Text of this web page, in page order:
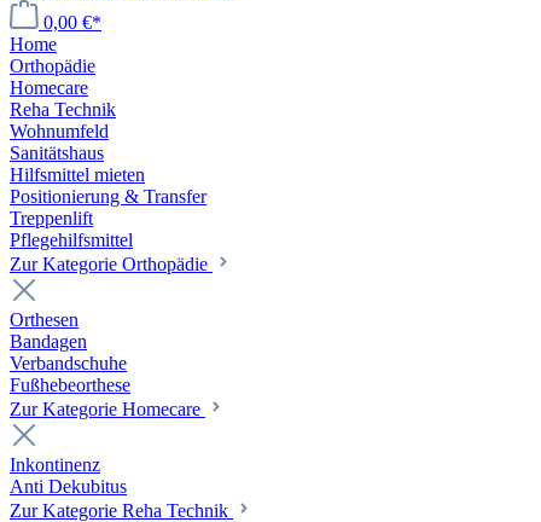
0,00 €*
Home
Orthopädie
Homecare
Reha Technik
Wohnumfeld
Sanitätshaus
Hilfsmittel mieten
Positionierung & Transfer
Treppenlift
Pflegehilfsmittel
Zur Kategorie Orthopädie
Orthesen
Bandagen
Verbandschuhe
Fußhebeorthese
Zur Kategorie Homecare
Inkontinenz
Anti Dekubitus
Zur Kategorie Reha Technik